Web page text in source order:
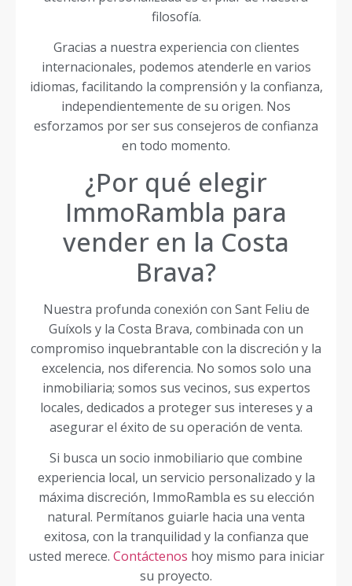
filosofía.
Gracias a nuestra experiencia con clientes
internacionales, podemos atenderle en varios
idiomas, facilitando la comprensión y la confianza,
independientemente de su origen. Nos
esforzamos por ser sus consejeros de confianza
en todo momento.
¿Por qué elegir
ImmoRambla para
vender en la Costa
Brava?
Nuestra profunda conexión con Sant Feliu de
Guíxols y la Costa Brava, combinada con un
compromiso inquebrantable con la discreción y la
excelencia, nos diferencia. No somos solo una
inmobiliaria; somos sus vecinos, sus expertos
locales, dedicados a proteger sus intereses y a
asegurar el éxito de su operación de venta.
Si busca un socio inmobiliario que combine
experiencia local, un servicio personalizado y la
máxima discreción, ImmoRambla es su elección
natural. Permítanos guiarle hacia una venta
exitosa, con la tranquilidad y la confianza que
usted merece. Contáctenos hoy mismo para iniciar
su proyecto.